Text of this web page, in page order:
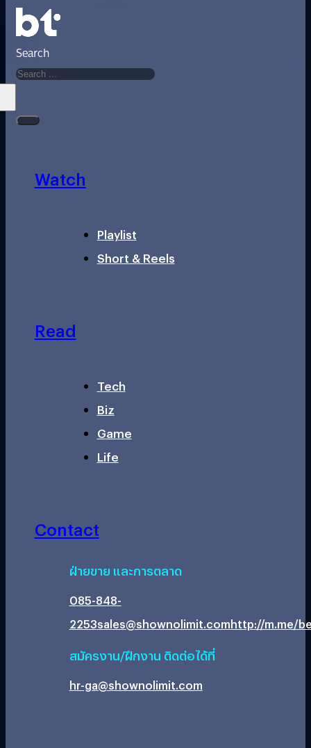
Search
Watch
Playlist
Short & Reels
Read
Tech
Biz
Game
Life
Contact
ฝ่ายขาย และการตลาด
085-848-
2253sales@shownolimit.comhttp://m.me/
สมัครงาน/ฝึกงาน ติดต่อได้ที่
hr-ga@shownolimit.com